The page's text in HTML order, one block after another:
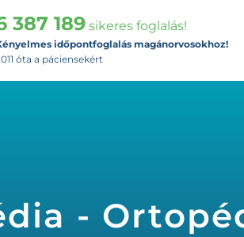
387 189 sikeres foglalás!
időpontfoglalás magánorvosokhoz!
óta a páciensekért
-